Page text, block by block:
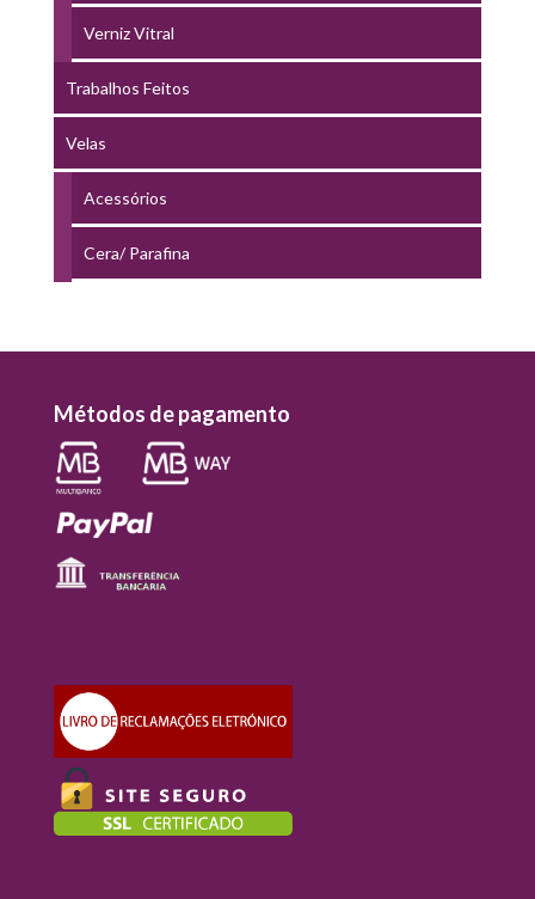
Verniz Vitral
Trabalhos Feitos
Velas
Acessórios
Cera/ Parafina
Métodos de pagamento